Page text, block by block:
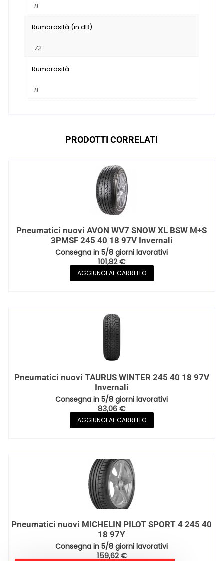
B
Rumorosità (in dB)
72
Rumorosità
B
PRODOTTI CORRELATI
Pneumatici nuovi AVON WV7 SNOW XL BSW M+S
3PMSF 245 40 18 97V Invernali
Consegna in 5/8 giorni lavorativi
101,82€
AGGIUNGI AL CARRELLO
Pneumatici nuovi TAURUS WINTER 245 40 18 97V
Invernali
Consegna in 5/8 giorni lavorativi
83,06€
AGGIUNGI AL CARRELLO
Pneumatici nuovi MICHELIN PILOT SPORT 4 245 40
18 97Y
Consegna in 5/8 giorni lavorativi
159,62€